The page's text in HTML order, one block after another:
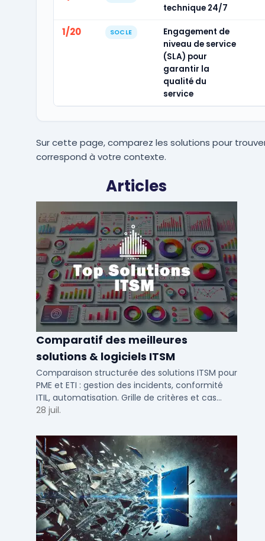
technique 24/7
1/20 SOCLE
Engagement de
niveau de service
(SLA) pour
garantir la
qualité du
service
Sur cette page, comparez les solutions pour
correspond à votre contexte.
Articles
Comparatif des meilleures
solutions & logiciels ITSM
Comparaison structurée des solutions ITSM pour
PME et ETI : gestion des incidents, conformité
ITIL, automatisation. Grille de critères et cas
d'usage par taille d'entreprise.
28 juil.